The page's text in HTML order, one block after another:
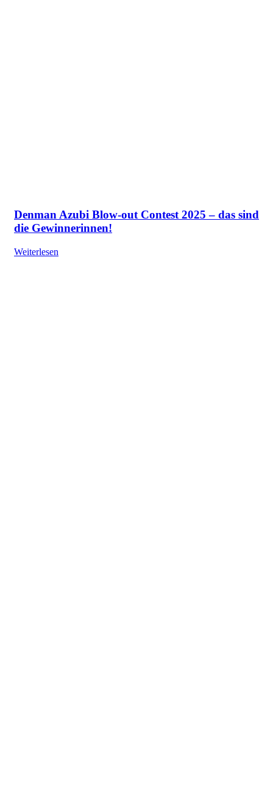
Denman Azubi Blow-out Contest 2025 – das sind
die Gewinnerinnen!
Weiterlesen